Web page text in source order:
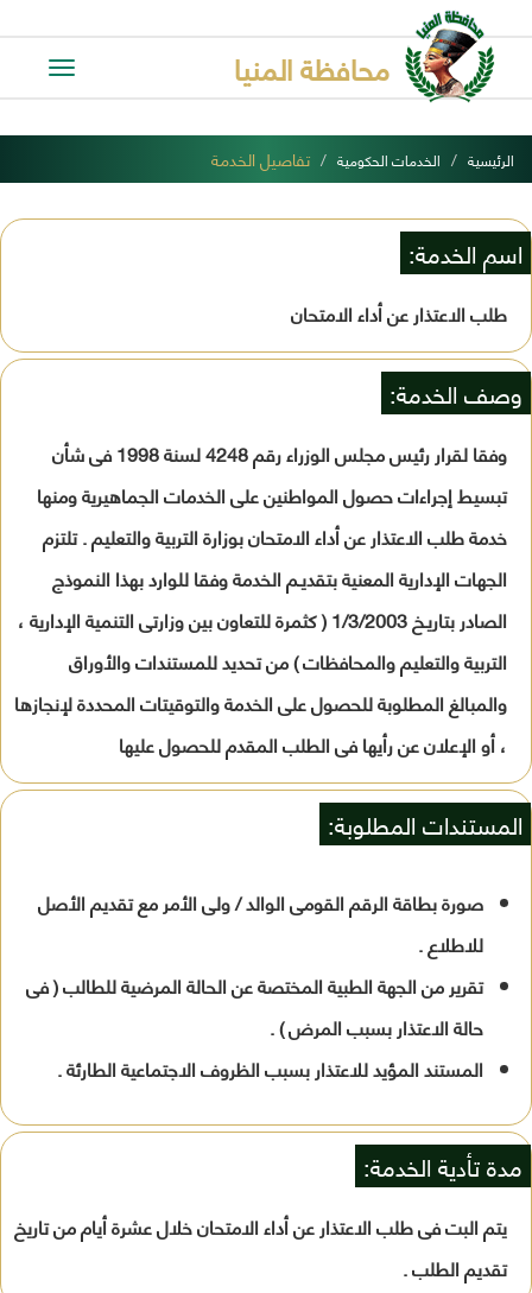
Toggle
محافظة المنيا
الرئيسية الخدمات الحكومية تفاصيل الخدمة
اسم الخدمة:
طلب الاعتذار عن أداء الامتحان
وصف الخدمة:
وفقا لقرار رئيس مجلس الوزراء رقم 4248 لسنة 1998 فى شأن
تبسيط إجراءات حصول المواطنين على الخدمات الجماهيرية ومنها
خدمة طلب الاعتذار عن أداء الامتحان بوزارة التربية والتعليم . تلتزم
الجهات الإدارية المعنية بتقديـم الخدمة وفقا للوارد بهذا النموذج
الصادر بتاريـخ 1/3/2003 ( كثمرة للتعاون بين وزارتى التنمية الإدارية ،
التربية والتعليم والمحافظات ) من تحديد للمستندات والأوراق
والمبالغ المطلوبة للحصول على الخدمة والتوقيتات المحددة لإنجازها
، أو الإعلان عن رأيها فى الطلب المقدم للحصول عليها
المستندات المطلوبة:
صورة بطاقة الرقم القومى الوالد / ولى الأمر مع تقديم الأصل
للاطلاع .
تقرير من الجهة الطبية المختصة عن الحالة المرضية للطالب ( فى
حالة الاعتذار بسبب المرض ) .
المستند المؤيد للاعتذار بسبب الظروف الاجتماعية الطارئة .
مدة تأدية الخدمة:
يتم البت فى طلب الاعتذار عن أداء الامتحان خلال عشرة أيام من تاريخ
تقديم الطلب .